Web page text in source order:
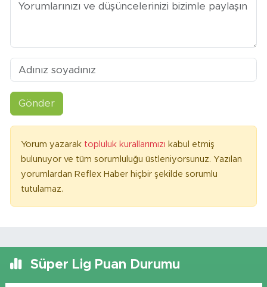
Gönder
Yorum yazarak topluluk kurallarımızı kabul etmiş
bulunuyor ve tüm sorumluluğu üstleniyorsunuz. Yazılan
yorumlardan Reflex Haber hiçbir şekilde sorumlu
tutulamaz.
Süper Lig Puan Durumu